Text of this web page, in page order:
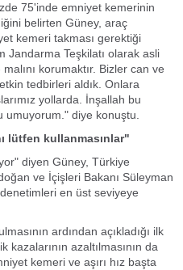
75'inde emniyet kemerinin
belirten Güney, araç
kemeri takması gerektiği
Jandarma Teşkilatı olarak asli
korumaktır. Bizler can ve
tedbirleri aldık. Onlara
yollarda. İnşallah bu
diye konuştu.
lütfen kullanmasınlar"
diyen Güney, Türkiye
ve İçişleri Bakanı Süleyman
en üst seviyeye
ardından açıkladığı ilk
azaltılmasının da
kemeri ve aşırı hız başta